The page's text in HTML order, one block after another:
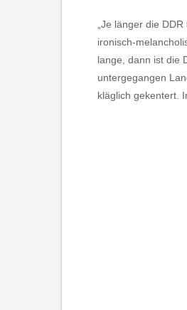
„Je länger die
ironisch-
lange, dann ist die
untergegangen
kläglich gekentert.